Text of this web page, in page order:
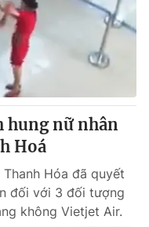
hung nữ nhân
Hoá
Hóa đã quyết
đối với 3 đối tượng
không Vietjet Air.